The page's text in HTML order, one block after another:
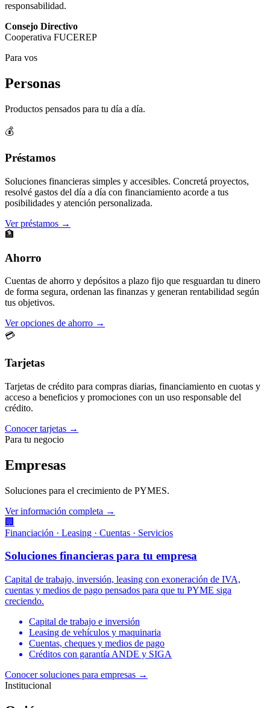
responsabilidad.
Consejo Directivo
Cooperativa FUCEREP
Para vos
Personas
Productos pensados para tu día a día.
💰
Préstamos
Soluciones financieras simples y accesibles. Concretá proyectos,
resolvé gastos del día a día con financiamiento acorde a tus
posibilidades y atención personalizada.
Ver préstamos →
🏦
Ahorro
Cuentas de ahorro y depósitos a plazo fijo que resguardan tu dinero
de forma segura, ordenan las finanzas y generan rentabilidad según
tus objetivos.
Ver opciones de ahorro →
💳
Tarjetas
Tarjetas de crédito para compras diarias, financiamiento en cuotas y
acceso a beneficios y promociones con un uso responsable del
crédito.
Conocer tarjetas →
Para tu negocio
Empresas
Soluciones para el crecimiento de PYMES.
Ver información completa →
🏢
Financiación · Leasing · Cuentas · Servicios
Soluciones financieras para tu empresa
Capital de trabajo, inversión, leasing con exoneración de IVA,
cuentas y medios de pago pensados para que tu PYME siga
creciendo.
Capital de trabajo e inversión
Leasing de vehículos y maquinaria
Cuentas, cheques y medios de pago
Créditos con garantía ANDE y SIGA
Conocer soluciones para empresas →
Institucional